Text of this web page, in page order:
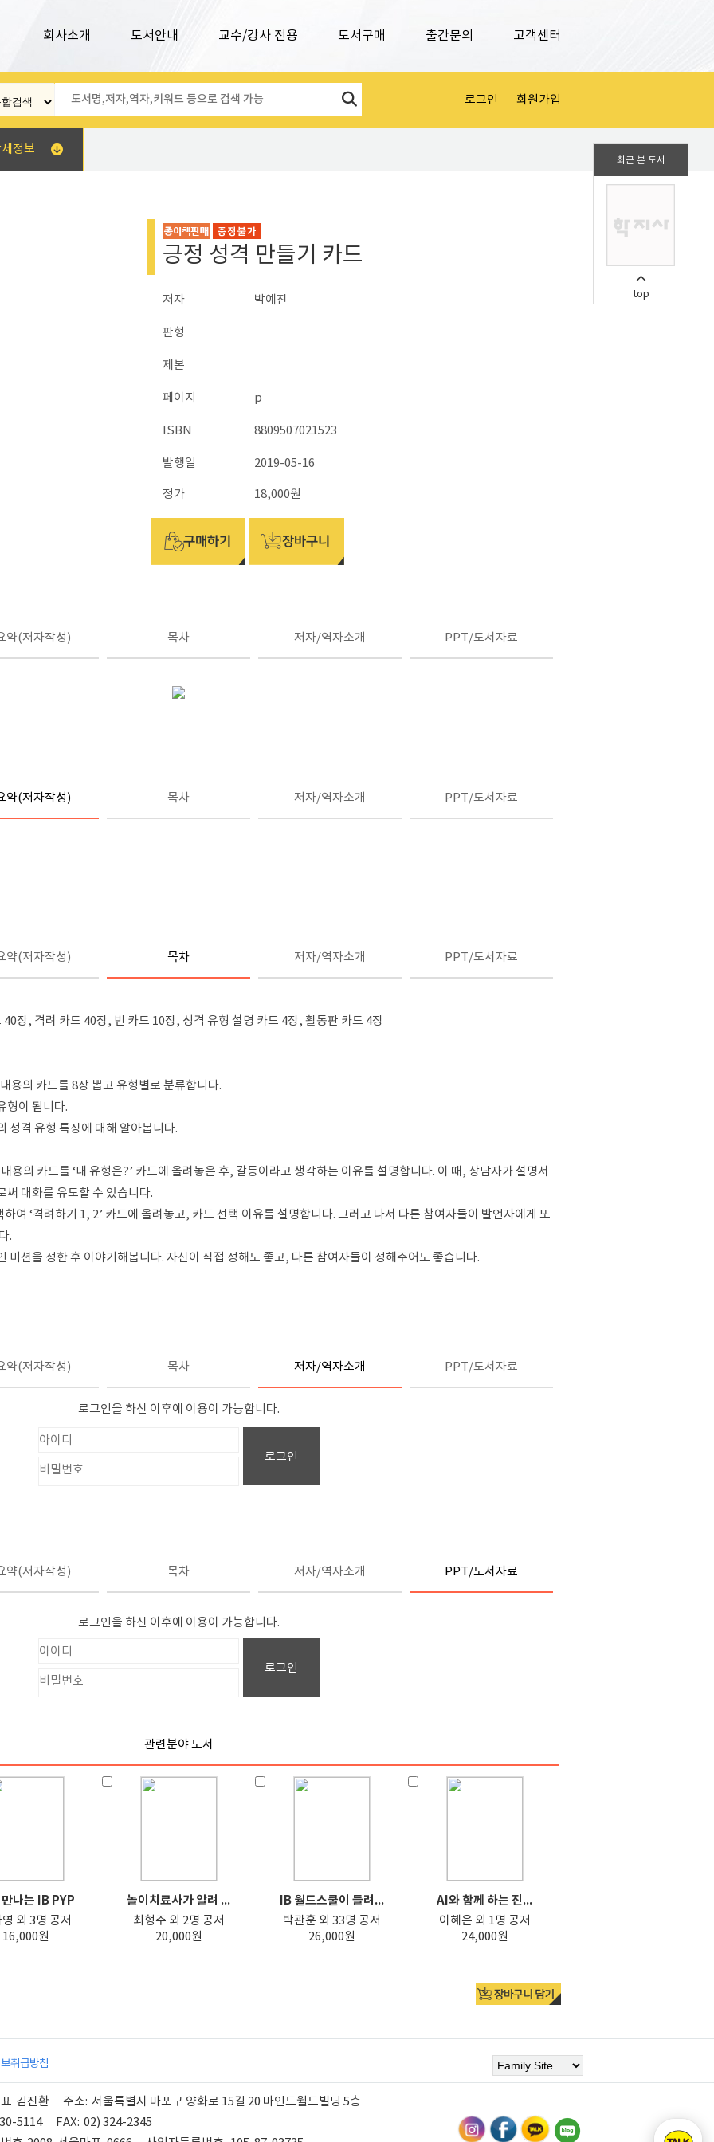
최근 본 도서
top
회사소개 도서안내 교수/강사 전용 도서구매 출간문의 고객센터
로그인 회원가입
정보
긍정 성격 만들기 카드
저자 박예진
판형
제본
페이지 p
ISBN 8809507021523
발행일 2019-05-16
정가 18,000원
약(저자작성) 목차 저자/역자소개 PPT/도서자료
약(저자작성) 목차 저자/역자소개 PPT/도서자료
약(저자작성) 목차 저자/역자소개 PPT/도서자료
장, 격려 카드 40장, 빈 카드 10장, 성격 유형 설명 카드 4장, 활동판 카드 4장
용의 카드를 8장 뽑고 유형별로 분류합니다.
형이 됩니다.
성격 유형 특징에 대해 알아봅니다.
용의 카드를 ‘내 유형은?’ 카드에 올려놓은 후, 갈등이라고 생각하는 이유를 설명합니다. 이 때, 상담자가 설명서
써 대화를 유도할 수 있습니다.
여 ‘격려하기 1, 2’ 카드에 올려놓고, 카드 선택 이유를 설명합니다. 그러고 나서 다른 참여자들이 발언자에게 또
.
미션을 정한 후 이야기해봅니다. 자신이 직접 정해도 좋고, 다른 참여자들이 정해주어도 좋습니다.
약(저자작성) 목차 저자/역자소개 PPT/도서자료
로그인을 하신 이후에 이용이 가능합니다.
로그인
약(저자작성) 목차 저자/역자소개 PPT/도서자료
로그인을 하신 이후에 이용이 가능합니다.
로그인
관련분야 도서
나는 IB PYP
외 3명 공저
16,000원
놀이치료사가 알려 ...
최형주 외 2명 공저
20,000원
IB 월드스쿨이 들려...
박관훈 외 33명 공저
26,000원
AI와 함께 하는 진...
이혜은 외 1명 공저
24,000원
취급방침
김진환 주소: 서울특별시 마포구 양화로 15길 20 마인드월드빌딩 5층
5114 FAX: 02) 324-2345